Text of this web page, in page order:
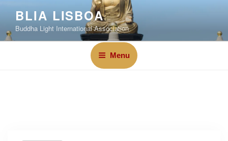
BLIA LISBOA
Buddha Light International Association
Menu